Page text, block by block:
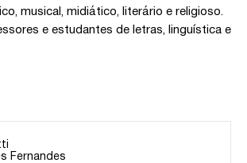
musical, midiático, literário e religioso.
e estudantes de letras, linguística e
Fernandes